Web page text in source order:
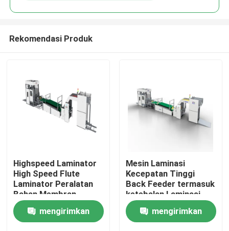
Rekomendasi Produk
Highspeed Laminator
High Speed Flute
Laminator Peralatan
Bahan Membran
Kertas untuk Proses
Laminasi Papan
Goresan
mengirimkan
Mesin Laminasi
Kecepatan Tinggi
Back Feeder termasuk
ketebalan Laminasi
Range 1 sampai 10
mm Dirancang untuk
output yang konsisten
mengirimkan